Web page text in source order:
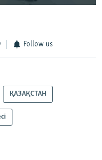
Follow us
ҚАЗАҚСТАН